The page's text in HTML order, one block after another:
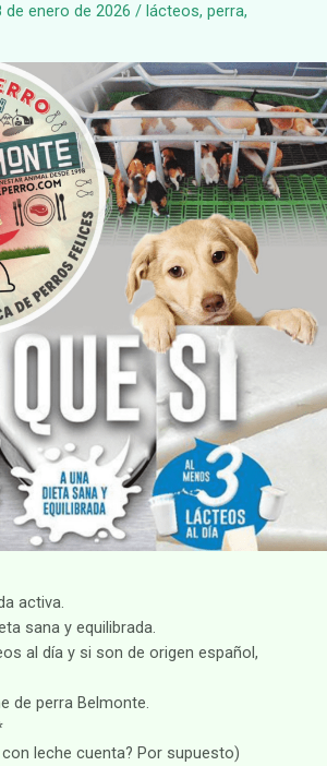
de enero de 2026 / lácteos, perra,
activa.
sana y equilibrada.
al día y si son de origen español,
de perra Belmonte.
leche cuenta? Por supuesto)